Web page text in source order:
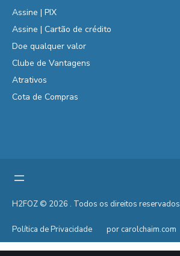
Assine | PIX
Assine | Cartão de crédito
Doe qualquer valor
Clube de Vantagens
Atrativos
Cota de Compras
H2FOZ © 2026 . Todos os direitos reservados
Política de Privacidade por carolchaim.com